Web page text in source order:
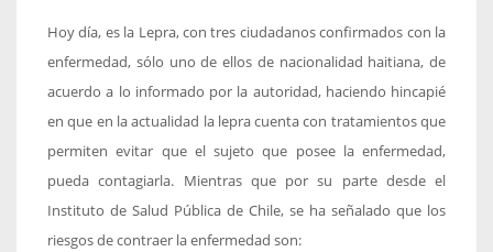
Hoy día, es la Lepra, con tres ciudadanos confirmados con la
enfermedad, sólo uno de ellos de nacionalidad haitiana, de
acuerdo a lo informado por la autoridad, haciendo hincapié
en que en la actualidad la lepra cuenta con tratamientos que
permiten evitar que el sujeto que posee la enfermedad,
pueda contagiarla. Mientras que por su parte desde el
Instituto de Salud Pública de Chile, se ha señalado que los
riesgos de contraer la enfermedad son: